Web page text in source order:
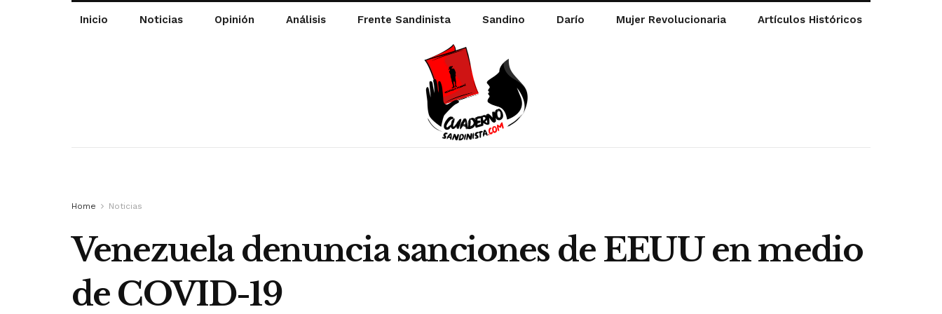
Inicio Noticias Opinión Análisis Frente Sandinista Sandino Darío Mujer Revolucionaria Artículos Históricos
Home Noticias
Venezuela denuncia sanciones de EEUU en medio
de COVID-19